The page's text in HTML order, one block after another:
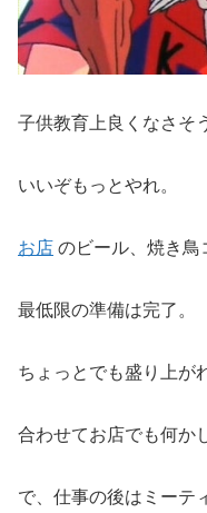
子供教育上良くなさそ
いいぞもっとやれ。
お店 のビール、焼き鳥
最低限の準備は完了。
ちょっとでも盛り上が
合わせてお店でも何か
で、仕事の後はミーテ